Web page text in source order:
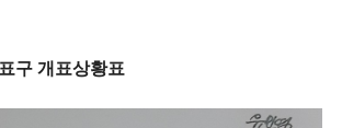
구 개표상황표